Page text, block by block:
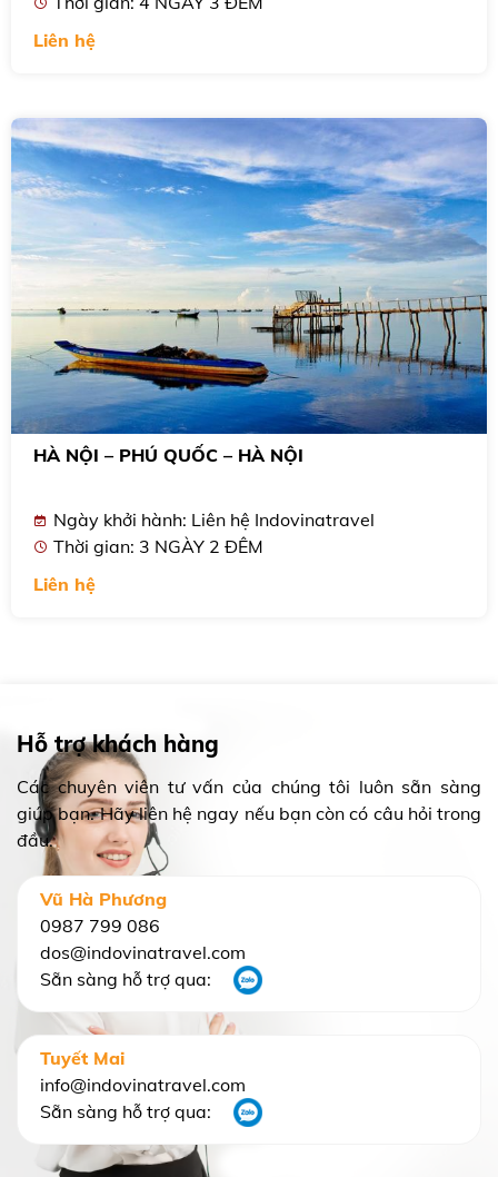
Liên hệ
HÀ NỘI – PHÚ QUỐC – HÀ NỘI
Ngày khởi hành: Liên hệ Indovinatravel
Thời gian: 3 NGÀY 2 ĐÊM
Liên hệ
Hỗ trợ khách hàng
Các chuyên viên tư vấn của chúng tôi luôn sẵn sàng
giúp bạn. Hãy liên hệ ngay nếu bạn còn có câu hỏi trong
đầu.
Vũ Hà Phương
0987 799 086
dos@indovinatravel.com
Sẵn sàng hỗ trợ qua:
Tuyết Mai
info@indovinatravel.com
Sẵn sàng hỗ trợ qua: